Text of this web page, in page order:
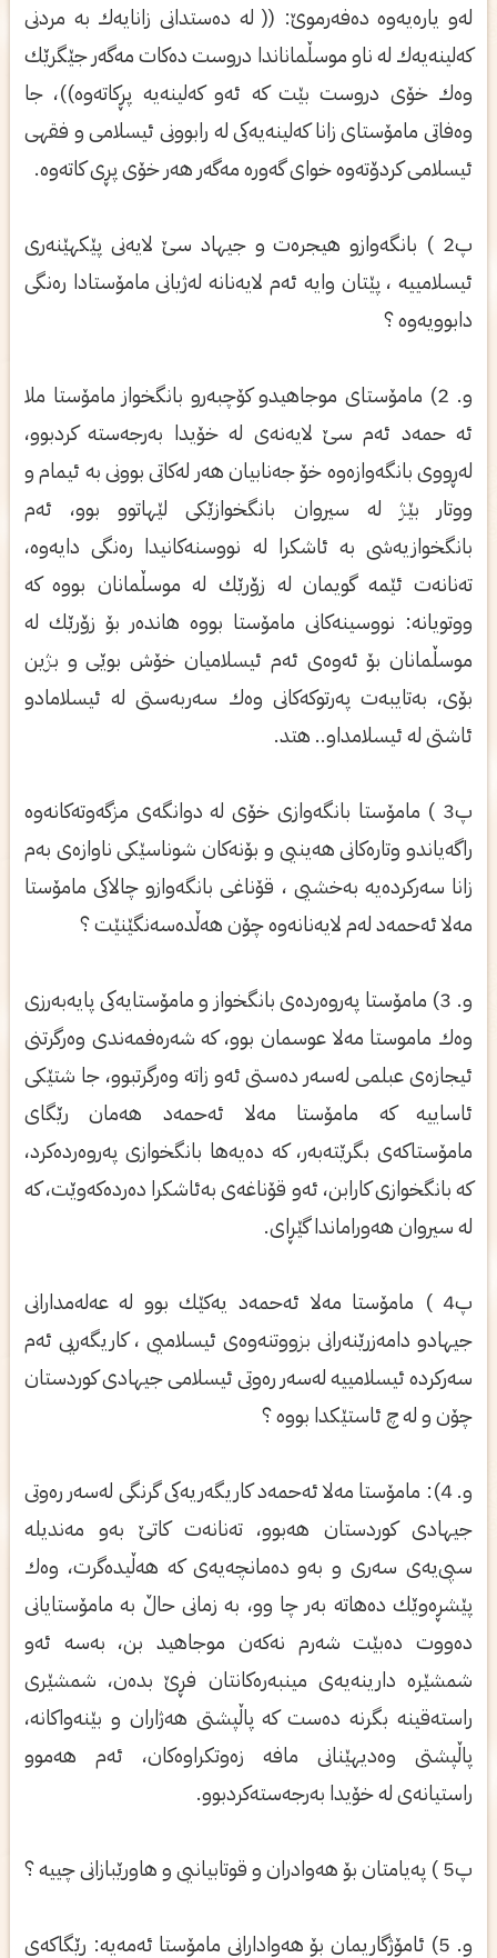
له‌و یاره‌یه‌وه‌ ده‌فه‌رموێ‌: (( له‌ ده‌ستدانی‌ زانایه‌ك به‌ مردنی‌
كه‌لینه‌یه‌ك له‌ ناو موسڵماناندا دروست ده‌كات مه‌گه‌ر جێگرێك
وه‌ك خۆی‌ دروست بێت كه‌ ئه‌و كه‌لینه‌یه‌ پڕكاته‌وه‌))، جا
وه‌فاتی‌ مامۆستای‌ زانا كه‌لینه‌یه‌كی‌ له‌ رابوونی‌ ئیسلامی‌ و فقهی‌
ئیسلامی‌ كردۆته‌وه‌ خوای‌ گه‌وره‌ مه‌گه‌ر هه‌ر خۆی‌ پڕی‌ كاته‌وه‌.
پ2 ) بانگه‌وازو هیجره‌ت و جیهاد سێ لایه‌نی پێكهێنه‌ری
ئیسلامییه‌ ، پێتان وایه‌ ئه‌م لایه‌نانه‌ له‌ژیانی مامۆستادا ره‌نگی
دابوویه‌وه‌ ؟
و. 2) مامۆستای‌ موجاهیدو كۆچبه‌رو بانگخواز مامۆستا ملا
ئه حمه‌د ئه‌م سێ‌ لایه‌نه‌ی‌ له‌ خۆیدا به‌رجه‌سته‌ كردبوو،
له‌ڕووی‌ بانگه‌وازه‌وه‌ خۆ جه‌نابیان هه‌ر له‌كاتی‌ بوونی‌ به‌ ئیمام و
ووتار بێژ له‌ سیروان بانگخوازێكی‌ لێهاتوو بوو، ئه‌م
بانگخوازیه‌شی‌ به‌ ئاشكرا له‌ نووسنه‌كانیدا ره‌نگی‌ دایه‌وه‌،
ته‌نانه‌ت ئێمه‌ گویمان له‌ زۆرێك له‌ موسڵمانان بووه‌ كه‌
ووتویانه‌: نووسینه‌كانی‌ مامۆستا بووه‌ هانده‌ر بۆ زۆرێك له‌
موسڵمانان بۆ ئه‌وه‌ی‌ ئه‌م ئیسلامیان خۆش بوێی‌ و بژین
بۆی‌، به‌تایبه‌ت په‌رتوكه‌كانی‌ وه‌ك سه‌ربه‌ستی‌ له‌ ئیسلامادو
ئاشتی‌ له‌ ئیسلامداو.. هتد.
پ3 ) مامۆستا بانگه‌وازی خۆی له‌ دوانگه‌ی مزگه‌وته‌كانه‌وه‌
راگه‌یاندو وتاره‌كانی هه‌ینیی و بۆنه‌كان شوناسێكی ناوازه‌ی به‌م
زانا سه‌ركرده‌یه‌ به‌خشیی ، قۆناغی بانگه‌وازو چالاكی مامۆستا
مه‌لا ئه‌حمه‌د له‌م لایه‌نانه‌وه‌ چۆن هه‌ڵده‌سه‌نگێنێت ؟
و. 3) مامۆستا په‌روه‌رده‌ی‌ بانگخواز و مامۆستایه‌كی‌ پایه‌به‌رزی‌
وه‌ك ماموستا مه‌لا عوسمان بوو، كه‌ شه‌ره‌فمه‌ندی‌ وه‌رگرتنی‌
ئیجازه‌ی‌ عبلمی‌ له‌سه‌ر ده‌ستی‌ ئه‌و زاته‌ وه‌رگرتبوو، جا شتێكی‌
ئاساییه‌ كه‌ مامۆستا مه‌لا ئه‌حمه‌د هه‌مان رێگای‌
مامۆستاكه‌ی‌ بگرێته‌به‌ر، كه‌ ده‌یه‌ها بانگخوازی‌ په‌روه‌رده‌كرد،
كه‌ بانگخوازی‌ كارابن، ئه‌و قۆناغه‌ی‌ به‌ئاشكرا ده‌رده‌كه‌وێت، كه‌
له‌ سیروان هه‌وراماندا گێڕای‌.
پ4 ) مامۆستا مه‌لا ئه‌حمه‌د یه‌كێك بوو له‌ عه‌له‌مدارانی
جیهادو دامه‌زرێنه‌رانی بزووتنه‌وه‌ی ئیسلامیی ، كاریگه‌ریی ئه‌م
سه‌ركرده‌ ئیسلامییه‌ له‌سه‌ر ره‌وتی ئیسلامی جیهادی كوردستان
چۆن و له‌ چ ئاستێكدا بووه‌ ؟
و. 4): مامۆستا مه‌لا ئه‌حمه‌د كاریگه‌ریه‌كی‌ گرنگی‌ له‌سه‌ر ره‌وتی‌
جیهادی كوردستان هه‌بوو، ته‌نانه‌ت كاتێ‌ به‌و مه‌ندیله‌
سپی‌یه‌ی‌ سه‌ری‌ و به‌و ده‌مانچه‌یه‌ی‌ كه‌ هه‌ڵیده‌گرت، وه‌ك
پێشڕه‌وێك ده‌هاته‌ به‌ر چا وو، به‌ زمانی‌ حاڵ‌ به‌ مامۆستایانی‌
ده‌ووت ده‌بێت شه‌رم نه‌كه‌ن موجاهید بن، به‌سه‌ ئه‌و
شمشێره‌ دارینه‌یه‌ی‌ مینبه‌ره‌كانتان فڕێ‌ بده‌ن، شمشێری‌
راسته‌قینه‌ بگرنه‌ ده‌ست كه‌ پاڵپشتی‌ هه‌ژاران و بێنه‌واكانه‌،
پاڵپشتی‌ وه‌دیهێنانی‌ مافه‌ زه‌وتكراوه‌كان، ئه‌م هه‌موو
راستیانه‌ی‌ له‌ خۆیدا به‌رجه‌سته‌كردبوو.
و. 5) ئامۆژگاریمان بۆ هه‌وادارانی‌ مامۆستا ئه‌مه‌یه‌: رێگاكه‌ی‌